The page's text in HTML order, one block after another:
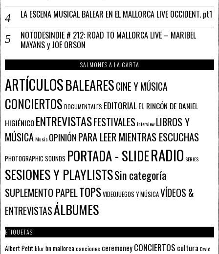
LA ESCENA MUSICAL BALEAR EN EL MALLORCA LIVE OCCIDENT. pt1
NOTODESINDIE # 212: ROAD TO MALLORCA LIVE – MARIBEL
MAYANS y JOE ORSON
SALMONES A LA CARTA
ARTÍCULOSBALEARESCINE Y MÚSICA
CONCIERTOS DOCUMENTALES EDITORIALEL RINCÓN DE DANIEL
HIGIÉNICOENTREVISTASFESTIVALESInterview LIBROS Y
MÚSICAMusic OPINIÓNPARA LEER MIENTRAS ESCUCHAS
PHOTOGRAPHIC SOUNDS PORTADA - SLIDERADIO SERIES
SESIONES Y PLAYLISTSSin categoría
SUPLEMENTO PAPELTOPSVIDEOJUEGOS Y MÚSICAVÍDEOS &
ENTREVISTASÁLBUMES
ETIQUETAS
Albert Petitblurbn mallorcacanciones ceremoneyCONCIERTOS cultura David